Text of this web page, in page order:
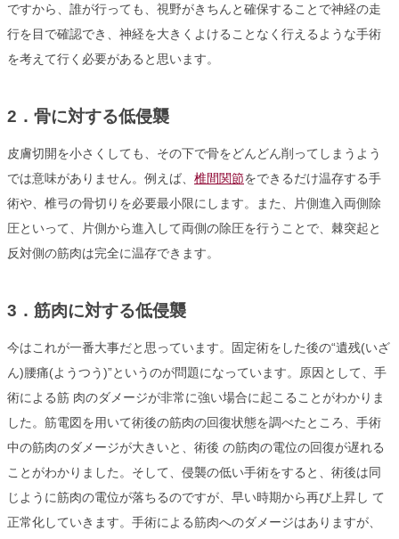
ですから、誰が行っても、視野がきちんと確保することで神経の走
行を目で確認でき、神経を大きくよけることなく行えるような手術
を考えて行く必要があると思います。
2．骨に対する低侵襲
皮膚切開を小さくしても、その下で骨をどんどん削ってしまうよう
では意味がありません。例えば、 椎間関節をできるだけ温存する手
術や、椎弓の骨切りを必要最小限にします。また、片側進入両側除
圧といって、片側から進入して両側の除圧を行うことで、棘突起と
反対側の筋肉は完全に温存できます。
3．筋肉に対する低侵襲
今はこれが一番大事だと思っています。固定術をした後の“遺残(いざ
ん)腰痛(ようつう)”というのが問題になっています。原因として、手
術による筋 肉のダメージが非常に強い場合に起こることがわかりま
した。筋電図を用いて術後の筋肉の回復状態を調べたところ、手術
中の筋肉のダメージが大きいと、術後 の筋肉の電位の回復が遅れる
ことがわかりました。そして、侵襲の低い手術をすると、術後は同
じように筋肉の電位が落ちるのですが、早い時期から再び上昇し て
正常化していきます。手術による筋肉へのダメージはありますが、